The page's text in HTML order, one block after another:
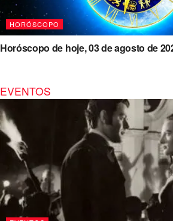
HORÓSCOPO
Horóscopo de hoje, 03 de agosto de
EVENTOS